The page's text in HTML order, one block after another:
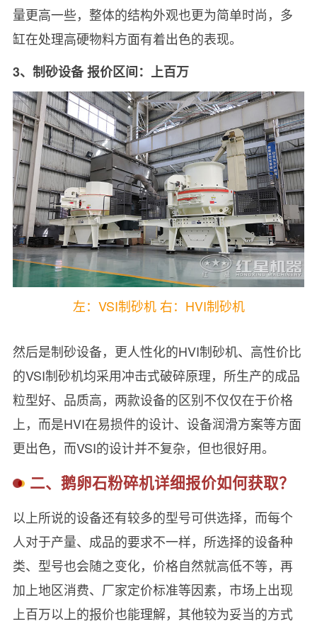
量更高一些，整体的结构外观也更为简单时尚，多
缸在处理高硬物料方面有着出色的表现。
3、制砂设备 报价区间：上百万
左：VSI制砂机 右：HVI制砂机
然后是制砂设备，更人性化的HVI制砂机、高性价比
的VSI制砂机均采用冲击式破碎原理，所生产的成品
粒型好、品质高，两款设备的区别不仅仅在于价格
上，而是HVI在易损件的设计、设备润滑方案等方面
更出色，而VSI的设计并不复杂，但也很好用。
二、鹅卵石粉碎机详细报价如何获取？
以上所说的设备还有较多的型号可供选择，而每个
人对于产量、成品的要求不一样，所选择的设备种
类、型号也会随之变化，价格自然就高低不等，再
加上地区消费、厂家定价标准等因素，市场上出现
上百万以上的报价也能理解，其他较为妥当的方式